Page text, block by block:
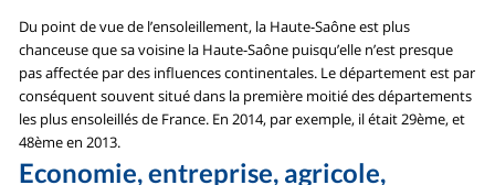
Du point de vue de l’ensoleillement, la Haute-Saône est plus
chanceuse que sa voisine la Haute-Saône puisqu’elle n’est presque
pas affectée par des influences continentales. Le département est par
conséquent souvent situé dans la première moitié des départements
les plus ensoleillés de France. En 2014, par exemple, il était 29ème, et
48ème en 2013.
Economie, entreprise, agricole,